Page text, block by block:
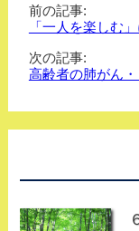
前の記事:
「一人を楽しむ
次の記事:
高齢者の肺がん